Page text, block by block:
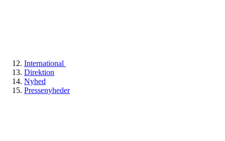
International
Direktion
Nyhed
Pressenyheder